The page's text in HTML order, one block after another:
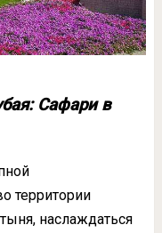
Сафари в
территории
наслаждаться